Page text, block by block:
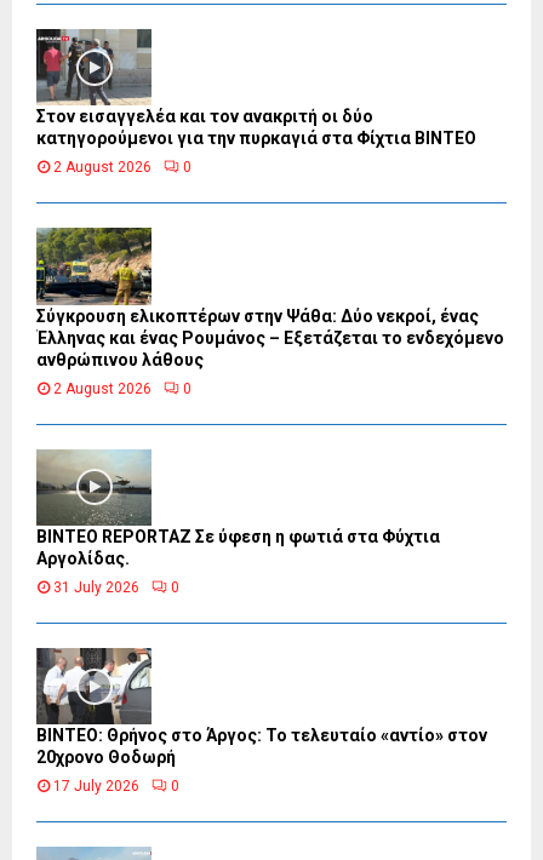
Στον εισαγγελέα και τον ανακριτή οι δύο
κατηγορούμενοι για την πυρκαγιά στα Φίχτια ΒΙΝΤΕΟ
2 August 2026 0
Σύγκρουση ελικοπτέρων στην Ψάθα: Δύο νεκροί, ένας
Έλληνας και ένας Ρουμάνος – Εξετάζεται το ενδεχόμενο
ανθρώπινου λάθους
2 August 2026 0
BINTEO REPORTAZ Σε ύφεση η φωτιά στα Φύχτια
Αργολίδας.
31 July 2026 0
ΒΙΝΤΕΟ: Θρήνος στο Άργος: Το τελευταίο «αντίο» στον
20χρονο Θοδωρή
17 July 2026 0